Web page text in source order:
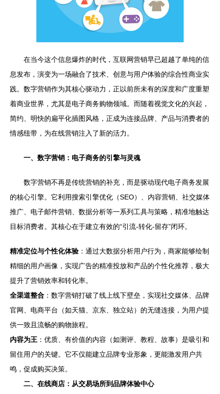
在当今这个信息爆炸的时代，互联网营销早已超越了单纯的信
息发布，演变为一场融合了技术、创意与用户体验的综合性商业实
践。数字营销作为其核心驱动力，正以前所未有的深度和广度重塑
着商业世界，尤其是电子商务购物领域。而随着视觉文化的兴起，
简约、明快的扁平化插图风格，正成为连接品牌、产品与消费者的
情感纽带，为在线营销注入了新的活力。
一、数字营销：电子商务的引擎与灵魂
数字营销不再是传统营销的补充，而是驱动现代电子商务发展
的核心引擎。它利用搜索引擎优化（SEO）、内容营销、社交媒体
推广、电子邮件营销、数据分析等一系列工具与策略，精准地触达
目标消费者。其核心在于建立有效的“引流-转化-留存”闭环。
精准定位与个性化体验 ：通过大数据分析用户行为，商家能够绘制
精细的用户画像，实现广告的精准投放和产品的个性化推荐，极大
提升了营销效率和转化率。
全渠道整合 ：数字营销打破了线上线下壁垒，实现社交媒体、品牌
官网、电商平台（如天猫、京东、独立站）的无缝连接，为用户提
供一致且流畅的购物旅程。
内容为王 ：优质、有价值的内容（如测评、教程、故事）是吸引和
留住用户的关键。它不仅能建立品牌专业形象，更能激发用户共
鸣，促成购买决策。
二、在线商店：从交易场所到品牌体验中心